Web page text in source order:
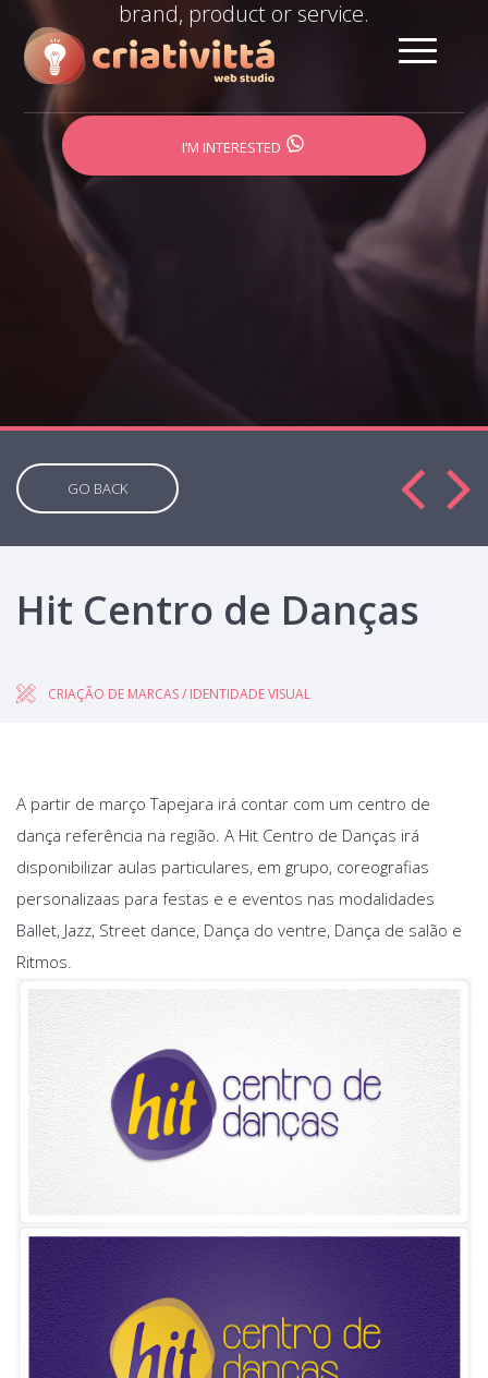
brand, product or service.
I’M INTERESTED
GO BACK
Hit Centro de Danças
CRIAÇÃO DE MARCAS / IDENTIDADE VISUAL
A partir de março Tapejara irá contar com um centro de
dança referência na região. A Hit Centro de Danças irá
disponibilizar aulas particulares, em grupo, coreografias
personalizaas para festas e e eventos nas modalidades
Ballet, Jazz, Street dance, Dança do ventre, Dança de salão e
Ritmos.